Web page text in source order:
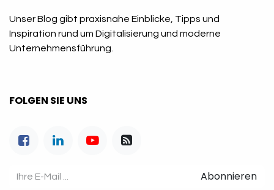
Unser Blog gibt praxisnahe Einblicke, Tipps und
Inspiration rund um Digitalisierung und moderne
Unternehmensführung.
FOLGEN SIE UNS
Abonnieren